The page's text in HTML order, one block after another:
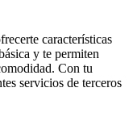
características
y te permiten
Con tu
servicios de terceros